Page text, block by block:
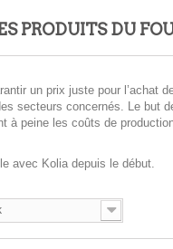
PRODUITS DU
un prix juste pour l’achat
secteurs concernés. Le but
à peine les coûts de
avec Kolia depuis le début.